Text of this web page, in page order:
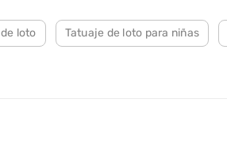
loto Tatuaje de loto para niñas